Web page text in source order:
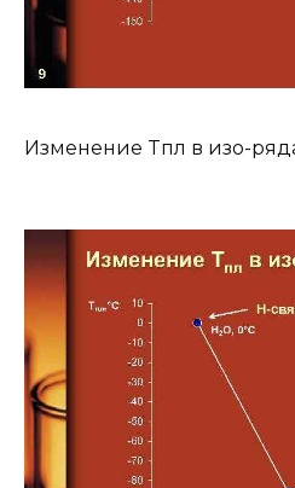
Изменение Tпл в изо-